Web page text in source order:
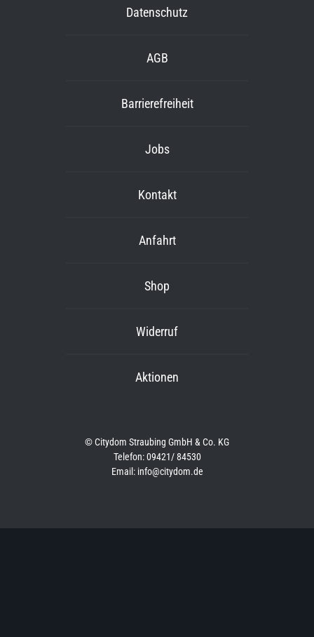
Datenschutz
AGB
Barrierefreiheit
Jobs
Kontakt
Anfahrt
Shop
Widerruf
Aktionen
© Citydom Straubing GmbH & Co. KG
Telefon: 09421/ 84530
Email: info@citydom.de